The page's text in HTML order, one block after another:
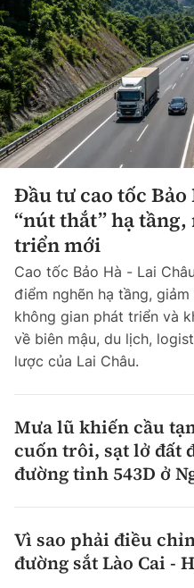
Đầu tư cao tốc Bảo
“nút thắt” hạ
triển mới
Cao tốc Bảo Hà - Lai
điểm nghẽn hạ tầng,
không gian phát triển và
về biên mậu, du lịch,
lược của Lai Châu.
Mưa lũ khiến cầu
cuốn trôi, sạt lở đất
đường tỉnh 543D ở
Vì sao phải điều
đường sắt Lào Cai -